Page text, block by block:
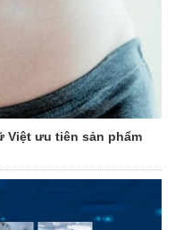
Việt ưu tiên sản phẩm